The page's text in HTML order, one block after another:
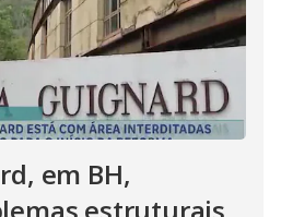
em BH,